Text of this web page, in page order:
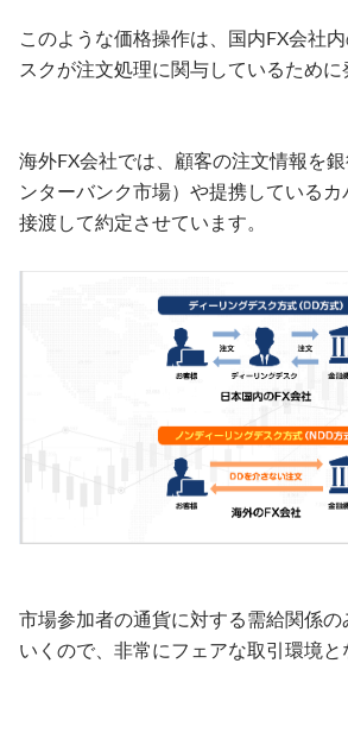
このような価格操作は、国内FX会社
スクが注文処理に関与しているために
海外FX会社では、顧客の注文情報を
ンターバンク市場）や提携している
接渡して約定させています。
市場参加者の通貨に対する需給関係の
いくので、非常にフェアな取引環境と